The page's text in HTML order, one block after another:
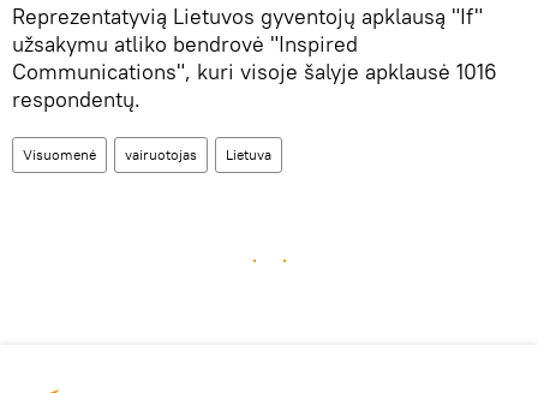
Reprezentatyvią Lietuvos gyventojų apklausą "If"
užsakymu atliko bendrovė "Inspired
Communications", kuri visoje šalyje apklausė 1016
respondentų.
Visuomenė vairuotojas Lietuva